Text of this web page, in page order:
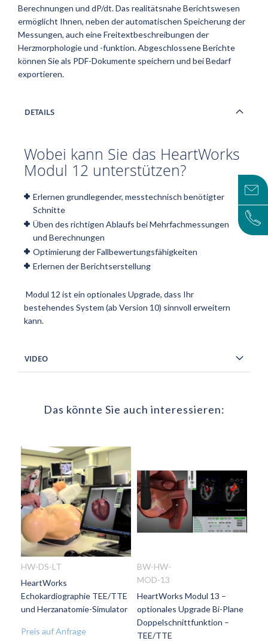
Berechnungen und dP/dt. Das realitätsnahe Berichtswesen
ermöglicht Ihnen, neben der automatischen Speicherung der
Messungen, auch eine Freitextbeschreibungen der
Herzmorphologie und -funktion. Abgeschlossene Berichte
können Sie als PDF-Dokumente speichern und bei Bedarf
exportieren.
DETAILS
Wobei kann Sie das HeartWorks
Modul 12 unterstützen?
Erlernen grundlegender, messtechnisch benötigter
Schnitte
Üben des richtigen Ablaufs bei Mehrfachmessungen
und Berechnungen
Optimierung der Fallbewertungsfähigkeiten
Erlernen der Berichtserstellung
Modul 12 ist ein optionales Upgrade, dass Ihr
bestehendes System (ab Version 10) sinnvoll erweitern
kann.
VIDEO
Das könnte Sie auch interessieren:
ZUR
WUNSCHLISTE
HINZUFÜGEN
HW-DS-LT
HeartWorks
Echokardiographie TEE/TTE
und Herzanatomie-Simulator
Preis auf Anfrage
ZUR
WUNSCHLISTE
HINZUFÜGEN
BW-HW-
MOD-13
HeartWorks Modul 13 –
optionales Upgrade Bi-Plane
Doppelschnittfunktion –
TEE/TTE